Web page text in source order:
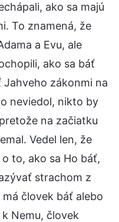
ako sa majú
To znamená, že
a Evu, ale
ako sa báť
zákonmi na
neviedol, nikto by
na začiatku
Vedel len, že
to, ako sa Ho báť,
strachom z
človek báť alebo
Nemu, človek